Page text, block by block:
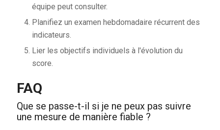
équipe peut consulter.
Planifiez un examen hebdomadaire récurrent des
indicateurs.
Lier les objectifs individuels à l'évolution du
score.
FAQ
Que se passe-t-il si je ne peux pas suivre
une mesure de manière fiable ?